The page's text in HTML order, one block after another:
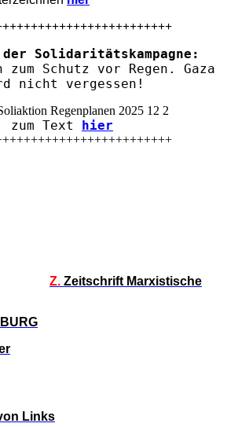
der Solidaritätskampagne:
zum Schutz vor Regen. Gaza
nicht vergessen!
zum Text hier
Z. Zeitschrift Marxistische
Links